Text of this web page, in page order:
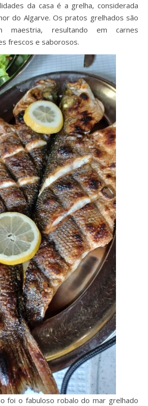
da casa é a grelha, considerada
do Algarve. Os pratos grelhados são
maestria, resultando em carnes
frescos e saborosos.
foi o fabuloso robalo do mar grelhado